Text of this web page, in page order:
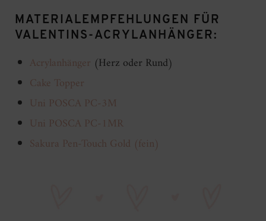
MATERIALEMPFEHLUNGEN FÜR
VALENTINS-ACRYLANHÄNGER:
Acrylanhänger (Herz oder Rund)
Cake Topper
Uni POSCA PC-3M
Uni POSCA PC-1MR
Sakura Pen-Touch Gold (fein)